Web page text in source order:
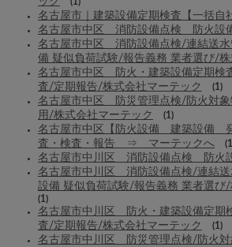
名古屋市｜建築設備定期検査【一括自
名古屋市中区 消防設備点検 防火設
名古屋市中区 消防設備点検/連結送水
備 疑似負荷試験/報告義務 業者選び/株
名古屋市中区 防火・建築設備定期検
査/定期報告/株式会社マーテック
(1)
名古屋市中区 防災管理点検/防火対
用/株式会社マーテック
(1)
名古屋市中区【防火設備 建築設備
査・検査・報告 ⇒ マーテックへ
名古屋市中川区 消防設備点検 防火
名古屋市中川区 消防設備点検/連結
設備 疑似負荷試験/報告義務 業者選び
(1)
名古屋市中川区 防火・建築設備定期
査/定期報告/株式会社マーテック
(1)
名古屋市中川区 防災管理点検/防火対